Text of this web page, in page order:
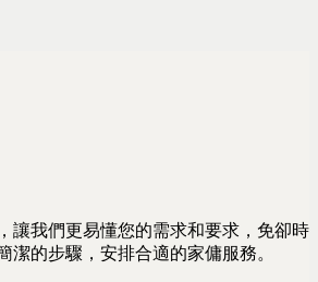
讓我們更易懂您的需求和要求，免卻時
潔的步驟，安排合適的家傭服務。